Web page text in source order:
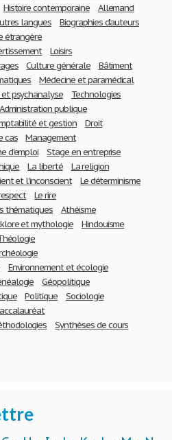
Histoire contemporaine
Allemand
langues
Biographies d'auteurs
étrangère
Loisirs
Culture générale
Bâtiment
Médecine et paramédical
psychanalyse
Technologies
Administration publique
et gestion
Droit
cas
Management
d'emploi
Stage en entreprise
La liberté
La religion
et l'inconscient
Le déterminisme
Le rire
thématiques
Athéisme
et mythologie
Hindouisme
Environnement et écologie
Géopolitique
Politique
Sociologie
Synthèses de cours